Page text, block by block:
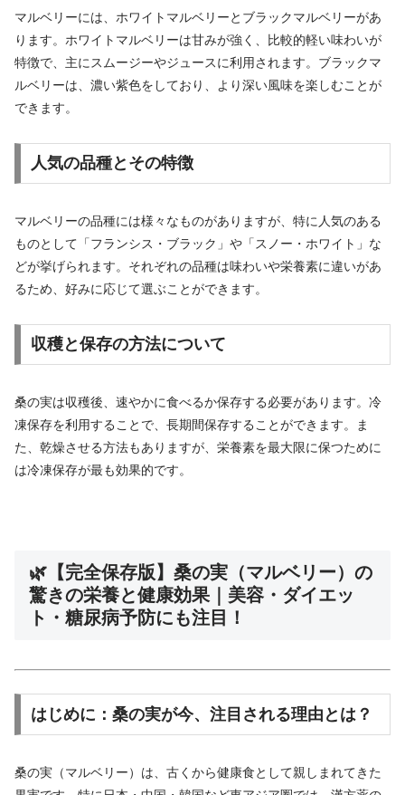
マルベリーには、ホワイトマルベリーとブラックマルベリーがあ
ります。ホワイトマルベリーは甘みが強く、比較的軽い味わいが
特徴で、主にスムージーやジュースに利用されます。ブラックマ
ルベリーは、濃い紫色をしており、より深い風味を楽しむことが
できます。
人気の品種とその特徴
マルベリーの品種には様々なものがありますが、特に人気のある
ものとして「フランシス・ブラック」や「スノー・ホワイト」な
どが挙げられます。それぞれの品種は味わいや栄養素に違いがあ
るため、好みに応じて選ぶことができます。
収穫と保存の方法について
桑の実は収穫後、速やかに食べるか保存する必要があります。冷
凍保存を利用することで、長期間保存することができます。ま
た、乾燥させる方法もありますが、栄養素を最大限に保つために
は冷凍保存が最も効果的です。
🌿【完全保存版】桑の実（マルベリー）の
驚きの栄養と健康効果｜美容・ダイエッ
ト・糖尿病予防にも注目！
はじめに：桑の実が今、注目される理由とは？
桑の実（マルベリー）は、古くから健康食として親しまれてきた